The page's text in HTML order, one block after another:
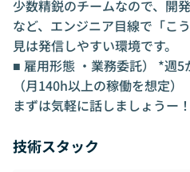
少数精鋭のチームなので、開
など、エンジニア目線で「こ
見は発信しやすい環境です。
■ 雇用形態 ・業務委託） *週
（月140h以上の稼働を想定）
まずは気軽に話しましょうー！
技術スタック